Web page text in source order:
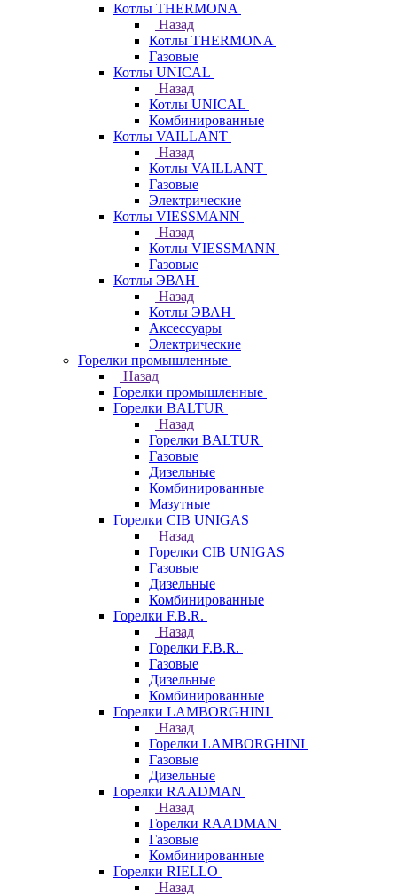
Котлы THERMONA
Назад
Котлы THERMONA
Газовые
Котлы UNICAL
Назад
Котлы UNICAL
Комбинированные
Котлы VAILLANT
Назад
Котлы VAILLANT
Газовые
Электрические
Котлы VIESSMANN
Назад
Котлы VIESSMANN
Газовые
Котлы ЭВАН
Назад
Котлы ЭВАН
Аксессуары
Электрические
Горелки промышленные
Назад
Горелки промышленные
Горелки BALTUR
Назад
Горелки BALTUR
Газовые
Дизельные
Комбинированные
Мазутные
Горелки CIB UNIGAS
Назад
Горелки CIB UNIGAS
Газовые
Дизельные
Комбинированные
Горелки F.B.R.
Назад
Горелки F.B.R.
Газовые
Дизельные
Комбинированные
Горелки LAMBORGHINI
Назад
Горелки LAMBORGHINI
Газовые
Дизельные
Горелки RAADMAN
Назад
Горелки RAADMAN
Газовые
Комбинированные
Горелки RIELLO
Назад